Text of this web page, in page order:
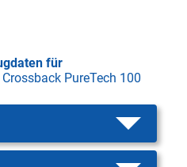
für
PureTech 100